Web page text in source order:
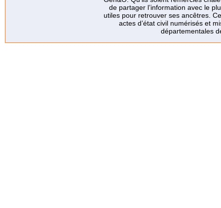
de partager l’information avec le
utiles pour retrouver ses ancêtres.
actes d’état civil numérisés et
départementales